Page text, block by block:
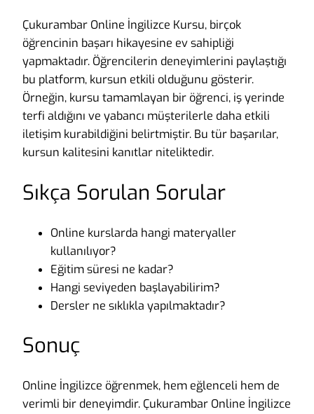
Çukurambar Online İngilizce Kursu, birçok
öğrencinin başarı hikayesine ev sahipliği
yapmaktadır. Öğrencilerin deneyimlerini paylaştığı
bu platform, kursun etkili olduğunu gösterir.
Örneğin, kursu tamamlayan bir öğrenci, iş yerinde
terfi aldığını ve yabancı müşterilerle daha etkili
iletişim kurabildiğini belirtmiştir. Bu tür başarılar,
kursun kalitesini kanıtlar niteliktedir.
Sıkça Sorulan Sorular
Online kurslarda hangi materyaller
kullanılıyor?
Eğitim süresi ne kadar?
Hangi seviyeden başlayabilirim?
Dersler ne sıklıkla yapılmaktadır?
Sonuç
Online İngilizce öğrenmek, hem eğlenceli hem de
verimli bir deneyimdir. Çukurambar Online İngilizce